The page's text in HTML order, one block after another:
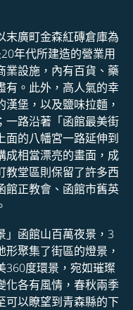
末廣町金森紅磚倉庫為
年代所建造的營業用
業設施，內有百貨、藥
有。此外，高人氣的幸
堡，以及鹽味拉麵，
一路沿著「函館最美街
面的八幡宮一路延伸到
成相當漂亮的畫面，成
教堂區則保留了許多西
館正教會、函館市舊英
」函館山百萬夜景，3
聚集了街區的燈景，
360度環景，宛如璀璨
化各有風情，春秋兩季
可以瞭望到青森縣的下